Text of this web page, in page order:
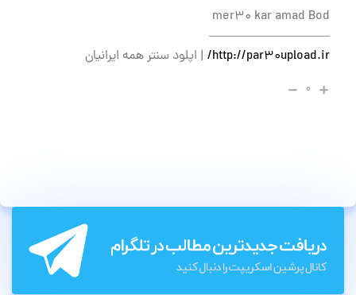
mer30 kar amad Bod
—————————–
http://par30upload.ir/ | اپلود سنتر همه ایرانیان
۰